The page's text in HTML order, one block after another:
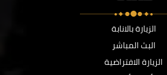
الزيارة بالانابة
البث المباشر
الزيارة الافتراضية